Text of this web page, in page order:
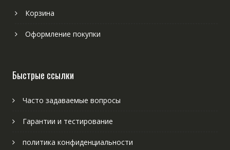
Корзина
Оформление покупки
Быстрые ссылки
Часто задаваемые вопросы
Гарантии и тестирование
политика конфиденциальности